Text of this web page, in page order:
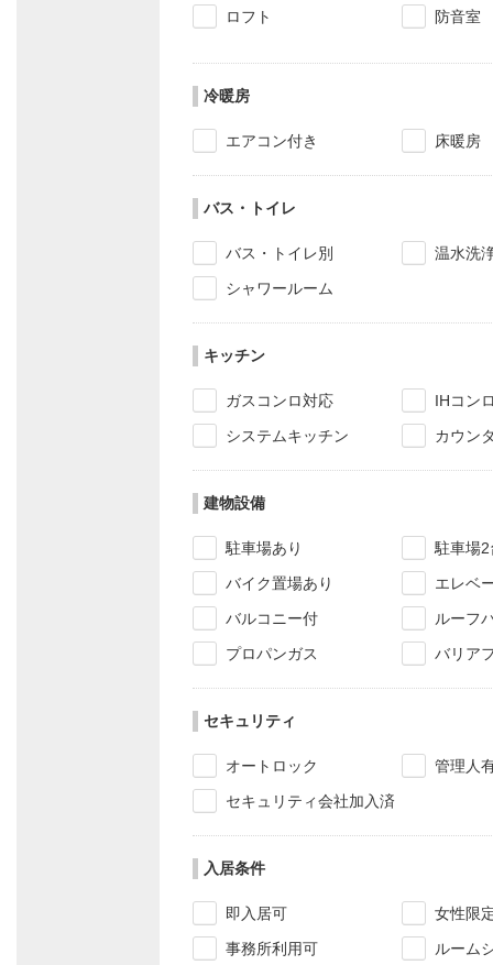
ロフト
防音室
冷暖房
エアコン付き 床暖房
バス・トイレ
バス・トイレ別
温水洗
シャワールーム
キッチン
ガスコンロ対応
IHコン
システムキッチン
カウン
建物設備
駐車場あり
駐車場
バイク置場あり
エレベ
バルコニー付
ルーフ
プロパンガス
バリア
セキュリティ
オートロック
管理人
セキュリティ会社加入済
入居条件
即入居可
女性限
事務所利用可
ルーム